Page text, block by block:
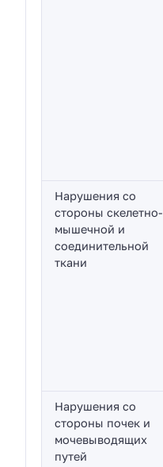
Нарушения со
стороны скелетно-
мышечной и
соединительной
ткани
Нарушения со
стороны почек и
мочевыводящих
путей